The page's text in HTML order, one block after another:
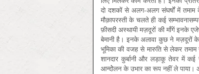
दो दशकों से अलग-अलग संघर्षों में तमाम
मौक़ापरस्ती के चलते ही कई
फ़ीसदी अस्थायी मज़दूरों की माँगें इनके
बेमानी है। इनके अलावा कुछ ने मज़दूरों के
भूमिका की वजह से मारुति से लेकर तमाम
शानदार कुर्बानी और लड़ाकू तेवर में कई
आन्दोेलन के उभार का रूप नहीं ले पाया।